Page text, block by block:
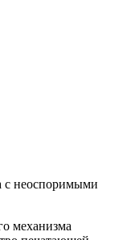
с неоспоримыми
механизма